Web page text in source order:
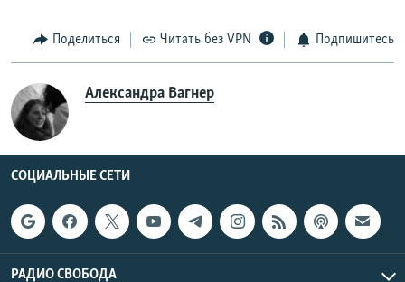
Поделиться Читать без VPN Подпишитесь
Александра Вагнер
СОЦИАЛЬНЫЕ СЕТИ
РАДИО СВОБОДА